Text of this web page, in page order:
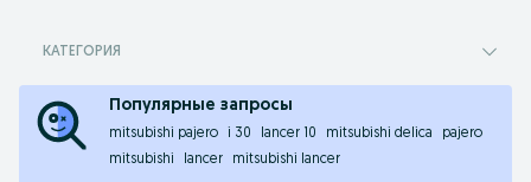
КАТЕГОРИЯ
Популярные запросы
mitsubishi pajero i 30 lancer 10 mitsubishi delica
pajero
mitsubishi
lancer mitsubishi lancer